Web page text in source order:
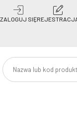
ZALOGUJ SIĘ